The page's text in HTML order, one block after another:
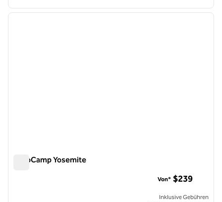
1 von 12
AutoCamp Yosemite
Von* $239
Inklusive Gebühren